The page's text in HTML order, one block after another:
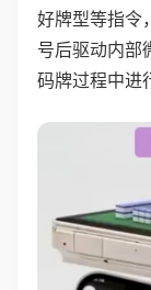
好牌型等指令
号后驱动内部
码牌过程中进